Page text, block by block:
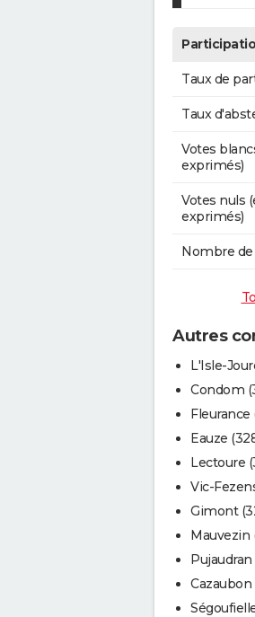
Taux de
Taux
Votes
exprimés)
Votes nuls
exprimés)
Nombre
Autres
L'Isle-
Condom
Fleurance
Eauze
Lectoure
Vic-
Gimont
Mauvezin
Cazaubon